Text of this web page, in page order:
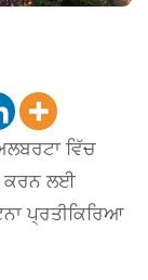
ਵਿੱਚ
ਕਰਨ ਲਈ
ਪ੍ਰਤੀਕਿਰਿਆ